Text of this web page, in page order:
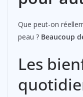
Que peut-on
peau ? Beaucoup
Les